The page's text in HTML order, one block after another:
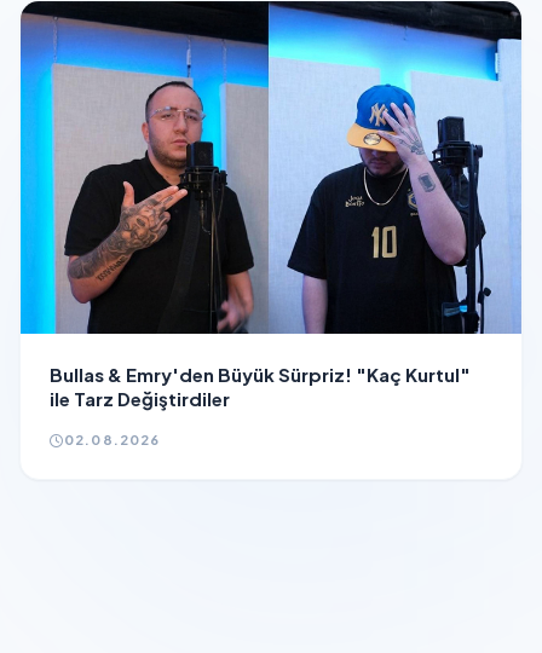
Bullas & Emry'den Büyük Sürpriz! "Kaç Kurtul"
ile Tarz Değiştirdiler
02.08.2026